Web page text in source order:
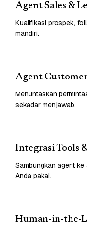
Agent Sales &
Kualifikasi prospek,
mandiri.
Agent
Menuntaskan
sekadar menjawab.
Integrasi Tools
Sambungkan agent
Anda pakai.
Human-in-the-